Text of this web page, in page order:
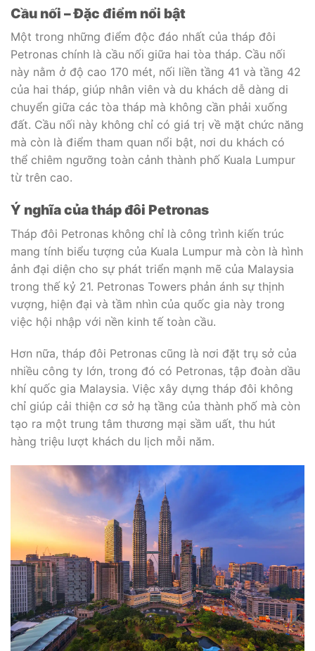
Cầu nối – Đặc điểm nổi bật
Một trong những điểm độc đáo nhất của tháp đôi
Petronas chính là cầu nối giữa hai tòa tháp. Cầu nối
này nằm ở độ cao 170 mét, nối liền tầng 41 và tầng 42
của hai tháp, giúp nhân viên và du khách dễ dàng di
chuyển giữa các tòa tháp mà không cần phải xuống
đất. Cầu nối này không chỉ có giá trị về mặt chức năng
mà còn là điểm tham quan nổi bật, nơi du khách có
thể chiêm ngưỡng toàn cảnh thành phố Kuala Lumpur
từ trên cao.
Ý nghĩa của tháp đôi Petronas
Tháp đôi Petronas không chỉ là công trình kiến trúc
mang tính biểu tượng của Kuala Lumpur mà còn là hình
ảnh đại diện cho sự phát triển mạnh mẽ của Malaysia
trong thế kỷ 21. Petronas Towers phản ánh sự thịnh
vượng, hiện đại và tầm nhìn của quốc gia này trong
việc hội nhập với nền kinh tế toàn cầu.
Hơn nữa, tháp đôi Petronas cũng là nơi đặt trụ sở của
nhiều công ty lớn, trong đó có Petronas, tập đoàn dầu
khí quốc gia Malaysia. Việc xây dựng tháp đôi không
chỉ giúp cải thiện cơ sở hạ tầng của thành phố mà còn
tạo ra một trung tâm thương mại sầm uất, thu hút
hàng triệu lượt khách du lịch mỗi năm.